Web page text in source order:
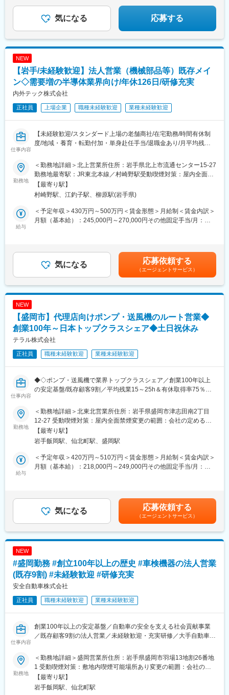
気になる 応募する
NEW
【岩手/未経験歓迎】法人営業（機械部品等）既存メイ
ン◇需要増の半導体業界向け/年休126日/研修充実
内外テック株式会社
正社員 上場企業 職種未経験歓迎 業種未経験歓迎
仕事内容
【未経験歓迎/スタンダード上場の老舗商社/在宅勤務/時間有休制
度/地域・養育・転勤付加・単身赴任手当/退職金あり/月平均残業
■業務内容：
当社の営業担当として業務をお任せします。業界・職種未経験か
ら、専門性を身に着けて将来性のある半導体関連業界の営業とし
てキャリアアップを叶えたい方にぴったりです。
■業務詳細：
・扱う商材：半導体を「つくるための装置」に使われる部品で
す。
います。デジタル社会を支える基盤として世界中で需要が伸び続
けており、営業頂く機械部品は、最終的に、身の回りのデジタル
機器を作るのに寄与しています。
■入社後の流れ
・まずは座学研修で商材知識を学んで頂きます。その後、OJTで
半年～1年ほどの営業同行を経て、ご本人のスキルに応じて徐々に
業務をアサインします。段階的なキャッチアップ体制のため業
界・職種未経験から多くの方が活躍されています。
月平均残業時間20時間程、土日祝休み、年休126日のため、ワー
クライフバランスを整えて就業しやすい環境で、10～20年勤続の
■当社の魅力：
・当社は、デジタル機器に欠かせない半導体を「つくるための装
置」に使われる部品を扱っているメーカー兼商社です。半導体作
りを支える老舗リーディングカンパニーとして、ソニーや東京エ
レクトロンなど大手企業とも取引多数のスタンダード上場企業で
す。
・メーカーから直接買う場合、企業ごとにやり取りが必要で手間
がかかります。当社を通すことで、必要な部品をまとめて調達で
き、納期管理も一括で任せられ、設計からメンテナンスまで幅広
法規制の対応など当社から仕入れることで安心・安全も提供して
変更の範囲：会社の定める業務
勤務地
＜勤務地詳細＞北上営業所住所：岩手県北上市流通センター15-27
勤務地最寄駅：JR東北本線／村崎野駅受動喫煙対策：屋内全面禁
煙変更の範囲：会社の定める事業所
【最寄り駅】
村崎野駅、江釣子駅、柳原駅(岩手県)
給与
＜予定年収＞430万円～500万円＜賃金形態＞月給制＜賃金内訳＞
月額（基本給）：245,000円～270,000円その他固定手当/月：
月）賃金はあくまでも目安の金額であり、選考を通じて上下する
可能性があります。月給(月額)は固定手当を含めた表記です。
気になる 応募依頼する
（エージェントサービス）
NEW
【盛岡市】代理店向けポンプ・送風機のルート営業◆
創業100年～日本トップクラスシェア◆土日祝休み
テラル株式会社
正社員 職種未経験歓迎 業種未経験歓迎
仕事内容
◆◇ポンプ・送風機で業界トップクラスシェア／創業100年以上
の安定基盤/既存顧客9割／平均残業15～25h＆有休取得率75％で
■おすすめPOINT
＼インフラを支えるポンプ・ファンの提案営業／
・給水や換気など、建物に欠かせないポンプ・送風機を扱うメー
カー営業！社会インフラを支えるやりがいある仕事です◎
・創業100年以上×業界トップクラスシェアの安定企業。既存顧客
が約9割で、関係構築型の営業スタイルが中心です。
・平均勤続年数14年、平均残業時間は月15～25時間、有休取得率
■職務内容：
代理店向けのルート営業として、ポンプ・送風機の提案から納期
調整、アフター対応まで一連を担当します。
・ヒアリング～提案：新築・改修のタイミングで設備業者や代理
店から案件情報をもらい、建物用途・必要能力・設置条件などを
確認しながら最適な機種を提案。メーカー担当として設備業者・
エンドユーザーへの単独訪問もあります。
・納期調整：受注後は見積書作成とあわせて、工期や他工事との
・アフターサービス：不具合連絡や更新相談があれば現地調査に
伺い、修理・交換対応を手配。次の案件につながる大事な接点と
■組織構成
郡山営業所／4名（男性3名 女性1名）
北東北営業所／4名（男性1名 女性1名）
勤務地
＜勤務地詳細＞北東北営業所住所：岩手県盛岡市津志田南2丁目
12-27 受動喫煙対策：屋内全面禁煙変更の範囲：会社の定める事
業所
【最寄り駅】
岩手飯岡駅、仙北町駅、盛岡駅
給与
＜予定年収＞420万円～510万円＜賃金形態＞月給制＜賃金内訳＞
月額（基本給）：218,000円～249,000円その他固定手当/月：
追加支給■昇給：年1回（6月）■賞与：年2回（7・12月）■年収モ
デル：年収460万円／32歳 経験7年／月給30万円年収640万円／
37歳 経験12年／月給42万円※グループリーダー賃金はあくまでも
目安の金額であり、選考を通じて上下する可能性があります。月
給(月額)は固定手当を含めた表記です。
気になる 応募依頼する
（エージェントサービス）
NEW
#盛岡勤務 #創立100年以上の歴史 #車検機器の法人営業
(既存9割) #未経験歓迎 #研修充実
安全自動車株式会社
正社員 職種未経験歓迎 業種未経験歓迎
仕事内容
創業100年以上の安定基盤／自動車の安全を支える社会貢献事業
／既存顧客9割の法人営業／未経験歓迎・充実研修／大手自動車メ
／世界初開発実績あり
■業務概要：
商社機能を持つ「アフターマーケット事業」の一環として、カー
ディーラーや整備工場など既存顧客に対して車検機器や整備機械
勤務地
＜勤務地詳細＞盛岡営業所住所：岩手県盛岡市羽場13地割26番地
1 受動喫煙対策：敷地内喫煙可能場所あり変更の範囲：会社の定
める事業所
【最寄り駅】
岩手飯岡駅、仙北町駅